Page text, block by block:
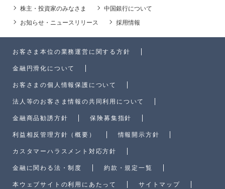
株主・投資家のみなさま
中国銀行について
お知らせ・ニュースリリース
採用情報
お客さま本位の業務運営に関する方針
金融円滑化について
お客さまの個人情報保護について
法人等のお客さま情報の共同利用について
金融商品勧誘方針 保険募集指針
利益相反管理方針（概要） 情報開示方針
カスタマーハラスメント対応方針
金融に関わる法・制度 約款・規定一覧
本ウェブサイトの利用にあたって サイトマップ